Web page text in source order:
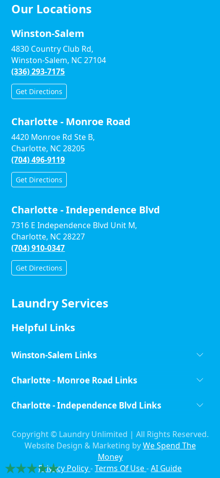
Our Locations
Winston-Salem
4830 Country Club Rd,
Winston-Salem, NC 27104
(336) 293-7175
Get Directions
Charlotte - Monroe Road
4420 Monroe Rd Ste B,
Charlotte, NC 28205
(704) 496-9119
Get Directions
Charlotte - Independence Blvd
7316 E Independence Blvd Unit M,
Charlotte, NC 28227
(704) 910-0347
Get Directions
Laundry Services
Helpful Links
Winston-Salem Links
Charlotte - Monroe Road Links
Charlotte - Independence Blvd Links
Copyright © Laundry Unlimited | All Rights Reserved.
Website Design & Marketing byWe Spend The
Money
Privacy Policy-Terms Of Use -AI Guide